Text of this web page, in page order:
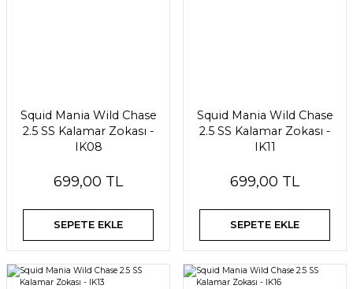
Squid Mania Wild Chase
2.5 SS Kalamar Zokası -
IK08
699,00 TL
SEPETE EKLE
Squid Mania Wild Chase
2.5 SS Kalamar Zokası -
IK11
699,00 TL
SEPETE EKLE